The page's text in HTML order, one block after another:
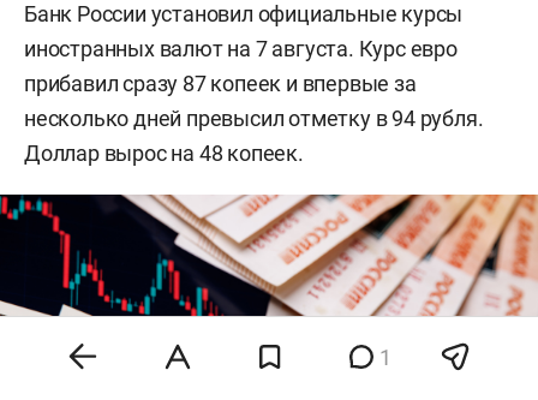
Банк России установил официальные курсы
иностранных валют на 7 августа. Курс евро
прибавил сразу 87 копеек и впервые за
несколько дней превысил отметку в 94 рубля.
Доллар вырос на 48 копеек.
1